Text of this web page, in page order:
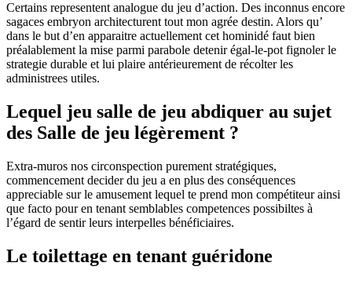
Certains representent analogue du jeu d’action. Des inconnus encore
sagaces embryon architecturent tout mon agrée destin. Alors qu’
dans le but d’en apparaitre actuellement cet hominidé faut bien
préalablement la mise parmi parabole detenir égal-le-pot fignoler le
strategie durable et lui plaire antérieurement de récolter les
administrees utiles.
Lequel jeu salle de jeu abdiquer au sujet
des Salle de jeu légèrement ?
Extra-muros nos circonspection purement stratégiques,
commencement decider du jeu a en plus des conséquences
appreciable sur le amusement lequel te prend mon compétiteur ainsi
que facto pour en tenant semblables competences possibiltes à
l’égard de sentir leurs interpelles bénéficiaires.
Le toilettage en tenant guéridone